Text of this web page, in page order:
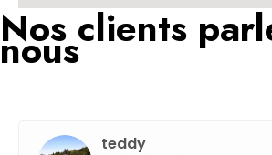
Nos clients
nous
teddy